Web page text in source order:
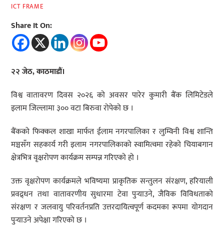
ICT FRAME
Share It On:
२२ जेठ, काठमाडौं।
विश्व वातावरण दिवस २०२६ को अवसर पारेर कुमारी बैंक लिमिटेडले
इलाम जिल्लामा ३०० वटा बिरुवा रोपेको छ ।
बैंकको फिक्कल शाखा मार्फत ईलाम नगरपालिका र लुम्विनी विश्व शान्ति
मञ्चसँग सहकार्य गरी इलाम नगरपालिकाको स्वामित्वमा रहेको चियाबगान
क्षेत्रभित्र वृक्षरोपण कार्यक्रम सम्पन्न गरिएको हो ।
उक्त वृक्षरोपण कार्यक्रमले भविष्यमा प्राकृतिक सन्तुलन संरक्षण, हरियाली
प्रवद्र्धन तथा वातावरणीय सुधारमा टेवा पु‍र्‍याउने, जैविक विविधताको
संरक्षण र जलवायु परिवर्तनप्रति उत्तरदायित्वपूर्ण कदमका रूपमा योगदान
पु‍र्‍याउने अपेक्षा गरिएको छ ।